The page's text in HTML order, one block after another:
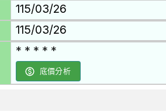
115/03/26
115/03/26
* * * * *
底價分析